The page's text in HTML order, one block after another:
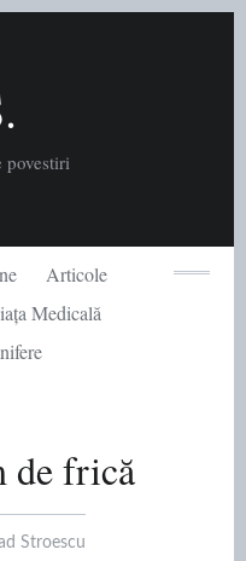
povestiri
Articole
Medicală
de frică
Stroescu